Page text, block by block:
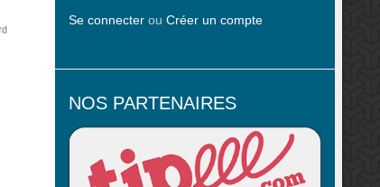
Se connecterou Créer un compte
NOS PARTENAIRES